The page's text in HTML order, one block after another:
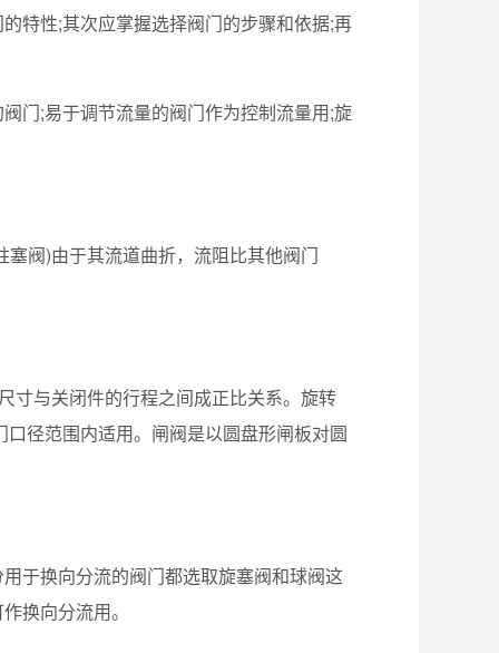
特性;其次应掌握选择阀门的步骤和依据;再
门;易于调节流量的阀门作为控制流量用;旋
阀)由于其流道曲折，流阻比其他阀门
寸与关闭件的行程之间成正比关系。旋转
径范围内适用。闸阀是以圆盘形闸板对圆
于换向分流的阀门都选取旋塞阀和球阀这
换向分流用。